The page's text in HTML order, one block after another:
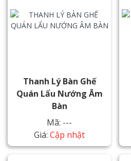
Thanh Lý Bàn Ghế
Quán Lẩu Nướng Âm
Bàn
Mã: ---
Giá: Cập nhật